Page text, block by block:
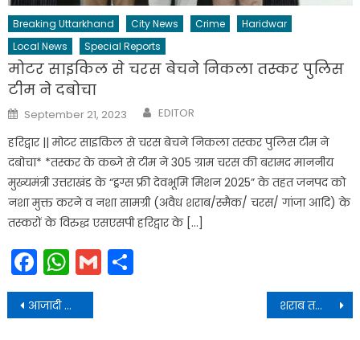
Breaking Uttarkhand City News Crime
Haridwar
Local News
Special Reports
मोटर साइकिल से चरस बेचने निकला तस्कर पुलिस
टीम ने दबोचा
Posted
on
September 21, 2023 Author
EDITOR
हरिद्वार || मोटर साइकिल से चरस बेचने निकला तस्कर पुलिस टीम ने
दबोचा* *तस्कर के कब्जे से टीम ने 305 ग्राम चरस की बरामद माननीय
मुख्यमंत्री उत्तराखंड के “ड्रग्स फ्री देवभूमि मिशन 2025” के तहत जनपद को
नशा मुक्त करने व नशा सामग्री (अवैध शराब/स्मैक/ चरस/ गांजा आदि) के
तस्करों के विरुद्ध एसएसपी हरिद्वार के […]
Facebook
WhatsApp
Gmail
Post
navigation
आजादी का मना जश्न, कोटरावान में फहराया राष्ट्रीय ध्वज शराब तस्करी में पकड़े गए उत्तराखंड की कैबिनेट मंत्री के रिश्तेदार, पुलिस ने एक ना सुनी, आंगनबाड़ी वर्कर्स ने कहा हमारी मंत्री को बदनाम करने की हो रही साजिश